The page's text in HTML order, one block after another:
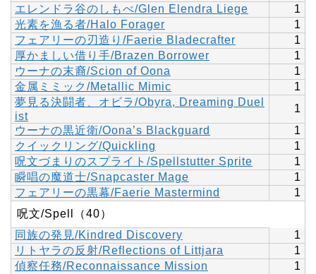
エレンドラ谷のしもべ/Glen Elendra Liege
1
光素を漁る者/Halo Forager
1
フェアリーの刃造り/Faerie Bladecrafter
1
厚かましい借り手/Brazen Borrower
1
ウーナの末裔/Scion of Oona
1
金属ミミック/Metallic Mimic
1
夢見る決闘者、オビラ/Obyra, Dreaming Duel
ist
1
ウーナの黒近衛/Oona’s Blackguard
1
クイックリング/Quickling
1
呪文づまりのスプライト/Spellstutter Sprite
1
瞬唱の魔道士/Snapcaster Mage
1
フェアリーの黒幕/Faerie Mastermind
1
呪文/Spell（40）
同族の発見/Kindred Discovery
1
リトヤラの反射/Reflections of Littjara
1
偵察任務/Reconnaissance Mission
1